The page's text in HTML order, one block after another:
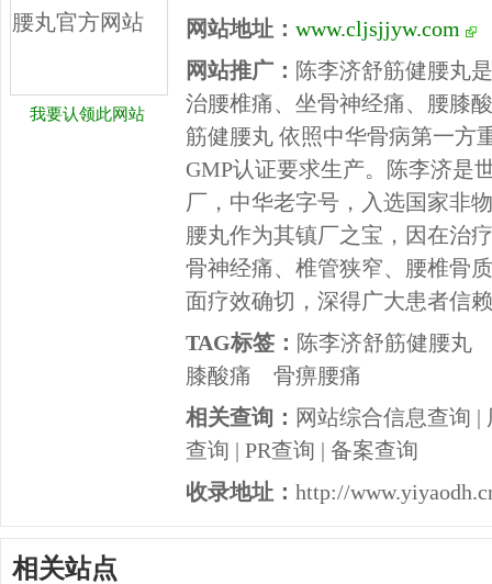
我要认领此网站
网站地址： www.cljsjjyw.com
网站推广： 陈李济舒筋健腰丸
治腰椎痛、坐骨神经痛、腰膝
筋健腰丸 依照中华骨病第一方
GMP认证要求生产。陈李济是
厂，中华老字号，入选国家非
腰丸作为其镇厂之宝，因在治
骨神经痛、椎管狭窄、腰椎骨
面疗效确切，深得广大患者信
TAG标签： 陈李济舒筋健腰丸
膝酸痛
骨痹腰痛
相关查询： 网站综合信息查询 |
查询 | PR查询 | 备案查询
收录地址： http://
相关站点